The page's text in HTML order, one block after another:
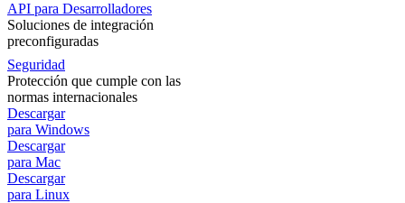
API para Desarrolladores
Soluciones de integración
preconfiguradas
Seguridad
Protección que cumple con las
normas internacionales
Descargar
para Windows
Descargar
para Mac
Descargar
para Linux